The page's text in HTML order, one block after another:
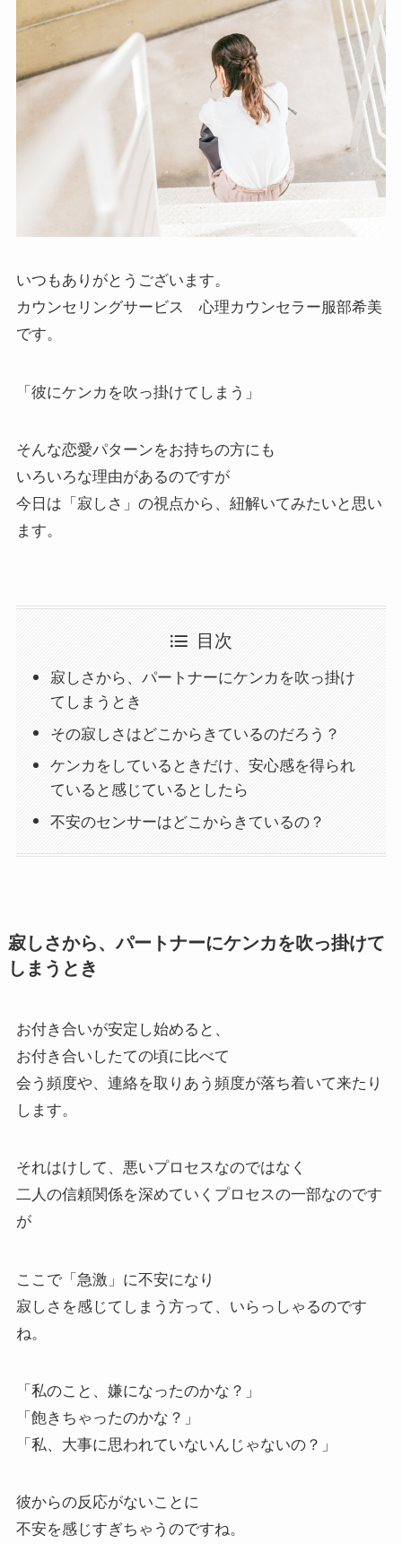
いつもありがとうございます。
カウンセリングサービス 心理カウンセラー服部希美
です。
「彼にケンカを吹っ掛けてしまう」
そんな恋愛パターンをお持ちの方にも
いろいろな理由があるのですが
今日は「寂しさ」の視点から、紐解いてみたいと思い
ます。
目次
寂しさから、パートナーにケンカを吹っ掛け
てしまうとき
その寂しさはどこからきているのだろう？
ケンカをしているときだけ、安心感を得られ
ていると感じているとしたら
不安のセンサーはどこからきているの？
寂しさから、パートナーにケンカを吹っ掛けて
しまうとき
お付き合いが安定し始めると、
お付き合いしたての頃に比べて
会う頻度や、連絡を取りあう頻度が落ち着いて来たり
します。
それはけして、悪いプロセスなのではなく
二人の信頼関係を深めていくプロセスの一部なのです
が
ここで「急激」に不安になり
寂しさを感じてしまう方って、いらっしゃるのです
ね。
「私のこと、嫌になったのかな？」
「飽きちゃったのかな？」
「私、大事に思われていないんじゃないの？」
彼からの反応がないことに
不安を感じすぎちゃうのですね。